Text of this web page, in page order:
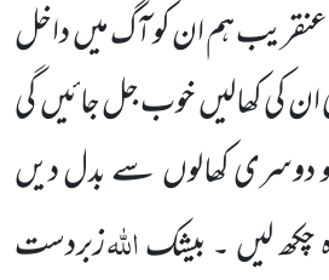
عنقریب ہم ان کو آگ میںداخل
کی کھالیںخوب جل جائیںگی
دوسری کھالوںسے بدل دیں
لیں ۔ بیشکاللّٰہزبردست